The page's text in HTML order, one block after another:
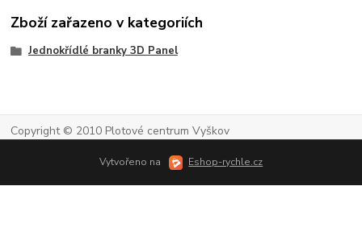
Zboží zařazeno v kategoriích
Jednokřídlé branky 3D Panel
Copyright © 2010 Plotové centrum Vyškov
Vytvořeno na Eshop-rychle.cz